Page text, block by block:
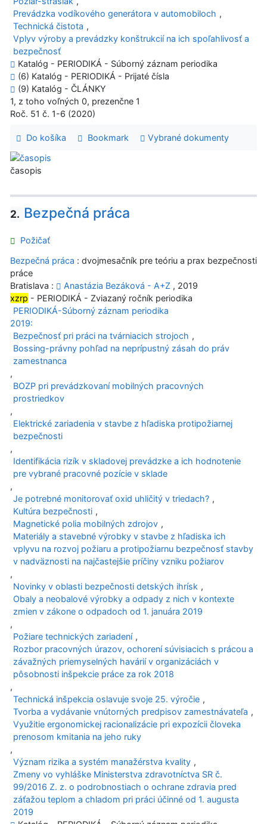
Prevádzka vodíkového generátora v automobiloch ,
Technická čistota ,
Vplyv výroby a prevádzky konštrukcií na ich spoľahlivosť a
bezpečnosť
Katalóg - PERIODIKÁ - Súborný záznam periodika
(6) Katalóg - PERIODIKÁ - Prijaté čísla
(9) Katalóg - ČLÁNKY
1, z toho voľných 0, prezenčne 1
Roč. 51 č. 1-6 (2020)
Do košíka Bookmark Vybrané dokumenty
časopis
2. Bezpečná práca
Požičať
Bezpečná práca : dvojmesačník pre teóriu a prax bezpečnosti
práce
Bratislava :
Anastázia Bezáková - A+Z , 2019
xzrp - PERIODIKÁ - Zviazaný ročník periodika
PERIODIKÁ-Súborný záznam periodika
2019:
Bezpečnosť pri práci na tvárniacich strojoch ,
Bossing-právny pohľad na neprípustný zásah do práv
zamestnanca
,
BOZP pri prevádzkovaní mobilných pracovných
prostriedkov
,
Elektrické zariadenia v stavbe z hľadiska protipožiarnej
bezpečnosti
,
Identifikácia rizík v skladovej prevádzke a ich hodnotenie
pre vybrané pracovné pozície v sklade
,
Je potrebné monitorovať oxid uhličitý v triedach? ,
Kultúra bezpečnosti ,
Magnetické polia mobilných zdrojov ,
Materiály a stavebné výrobky v stavbe z hľadiska ich
vplyvu na rozvoj požiaru a protipožiarnu bezpečnosť stavby
v nadväznosti na najčastejšie príčiny vzniku požiarov
,
Novinky v oblasti bezpečnosti detských ihrísk ,
Obaly a neobalové výrobky a odpady z nich v kontexte
zmien v zákone o odpadoch od 1. januára 2019
,
Požiare technických zariadení ,
Rozbor pracovných úrazov, ochorení súvisiacich s prácou a
závažných priemyselných havárií v organizáciách v
pôsobnosti inšpekcie práce za rok 2018
,
Technická inšpekcia oslavuje svoje 25. výročie ,
Tvorba a vydávanie vnútorných predpisov zamestnávateľa ,
Využitie ergonomickej racionalizácie pri expozícii človeka
prenosom kmitania na jeho ruky
,
Význam rizika a systém manažérstva kvality ,
Zmeny vo vyhláške Ministerstva zdravotníctva SR č.
99/2016 Z. z. o podrobnostiach o ochrane zdravia pred
záťažou teplom a chladom pri práci účinné od 1. augusta
2019